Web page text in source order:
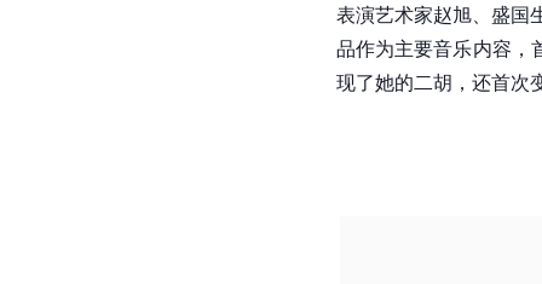
表演艺术家赵旭、盛国
品作为主要音乐内容，
现了她的二胡，还首次